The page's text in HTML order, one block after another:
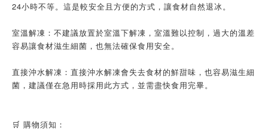
24小時不等。這是較安全且方便的方式，讓食材自然退冰。
室溫解凍：不建議放置於室溫下解凍，室溫難以控制，過大的溫差
容易讓食材滋生細菌，也無法確保食用安全。
直接沖水解凍：直接沖水解凍會失去食材的鮮甜味，也容易滋生細
菌，建議僅在急用時採用此方式，並需盡快食用完畢。
🛒 購物須知：